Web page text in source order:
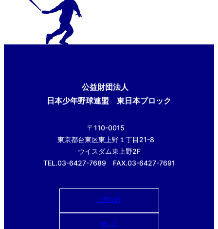
公益財団法人
日本少年野球連盟 東日本ブロック
〒110-0015
東京都台東区東上野１丁目21-8
ウイスダム東上野2F
TEL.03-6427-7689 FAX.03-6427-7691
ご意見箱
使い方